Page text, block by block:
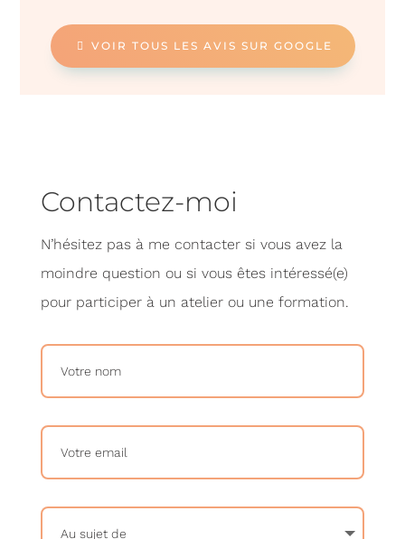
VOIR TOUS LES AVIS SUR GOOGLE
Contactez-moi
N’hésitez pas à me contacter si vous avez la
moindre question ou si vous êtes intéressé(e)
pour participer à un atelier ou une formation.